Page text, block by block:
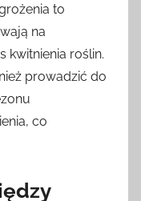
to
na
kwitnienia roślin.
prowadzić do
co